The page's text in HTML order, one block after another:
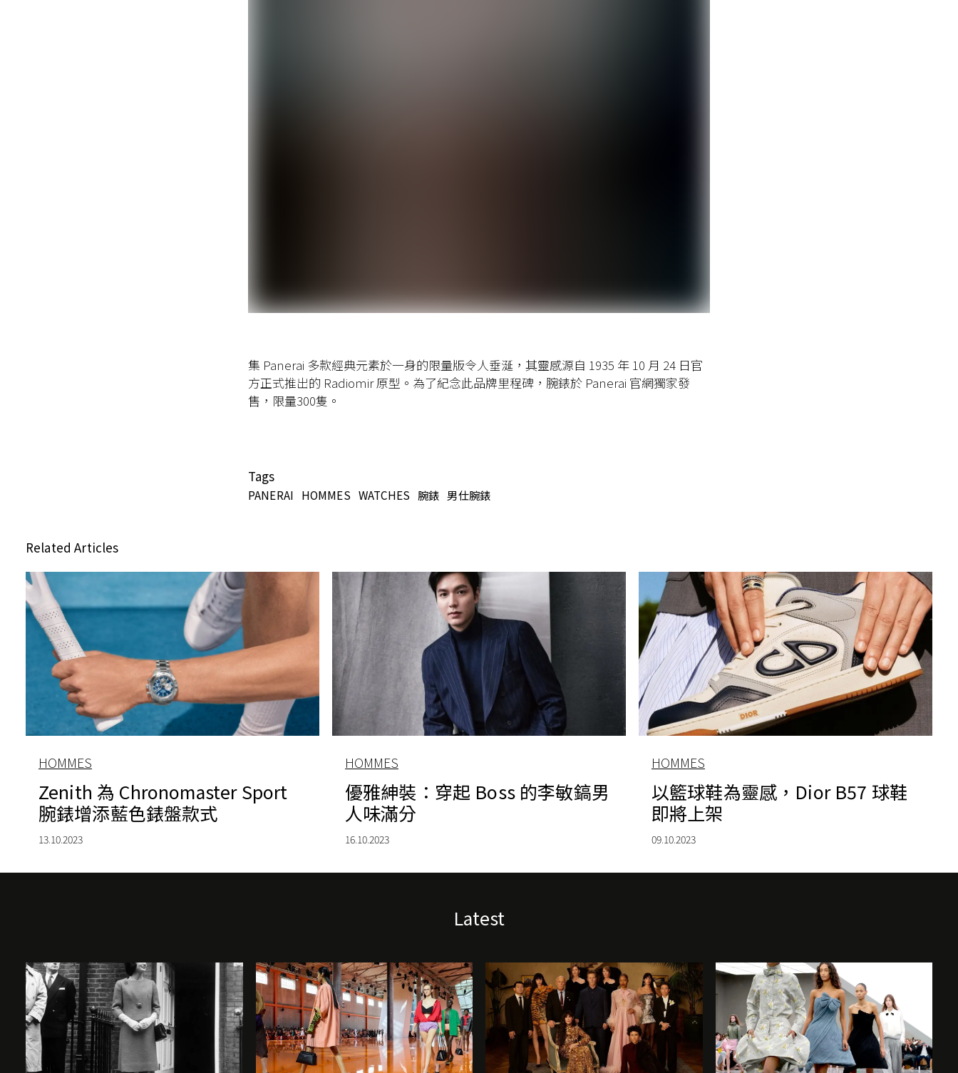
集 Panerai 多款經典元素於一身的限量版令人垂涎，其靈感源自 1935 年 10 月 24 日官
方正式推出的 Radiomir原型。為了紀念此品牌里程碑，腕錶於 Panerai 官網獨家發
售，限量300隻。
Tags
PANERAI HOMMES WATCHES 腕錶 男仕腕錶
Related Articles
HOMMES
Zenith 為 Chronomaster Sport
腕錶增添藍色錶盤款式
13.10.2023
HOMMES
優雅紳裝：穿起 Boss 的李敏鎬男
人味滿分
16.10.2023
HOMMES
以籃球鞋為靈感，Dior B57 球鞋
即將上架
09.10.2023
Latest